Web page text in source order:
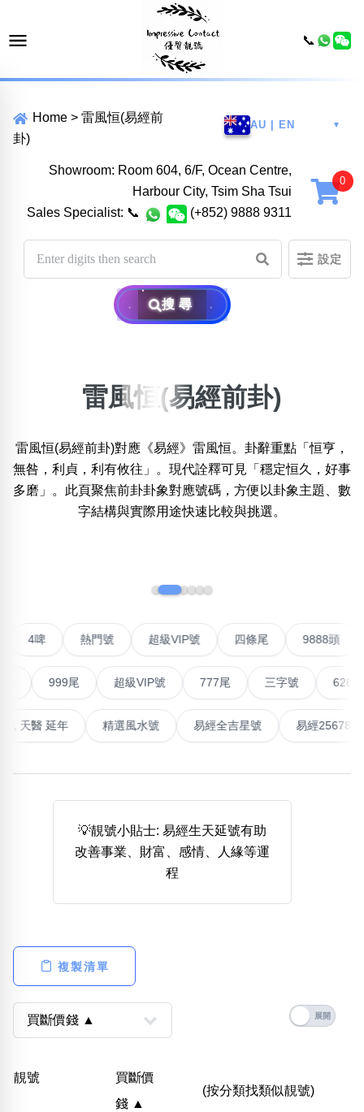
Home > 雷風恒(易經前
卦)
AU | EN ▼
Showroom: Room 604, 6/F, Ocean Centre,
Harbour City, Tsim Sha Tsui
Sales Specialist: 📞 (+852) 9888 9311
設定
搜尋
位置:
二 三 四 六 七 八 九
無0 無3無4 無5 無7無8無9
熱門分類
888尾
999尾 777尾 9字頭 6字頭
無4字
全大數字
5萬以上 生天延 全吉星(全號)
清除全部分類
高級分類 i
幸運號分類
五行
雷風恒(易經前卦)
雷風恒(易經前卦)對應《易經》雷風恒。卦辭重點「恒亨，
無咎，利貞，利有攸往」。現代詮釋可見「穩定恒久，好事
多磨」。此頁聚焦前卦卦象對應號碼，方便以卦象主題、數
字結構與實際用途快速比較與挑選。
熱門號 超級VIP號 四條尾 9888
999尾 超級VIP號 777尾 三字號 6288頭
能量生氣 天醫 延年 精選風水號 易經全吉星號 易經
💡靚號小貼士: 易經生天延號有助
改善事業、財富、感情、人緣等運
程
複製清單
靚號
買斷價
錢 ▲
(按分類找類似靚號)
📞